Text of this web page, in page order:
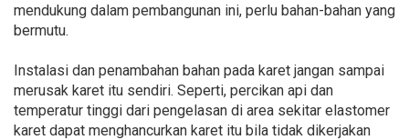
mendukung dalam pembangunan ini, perlu bahan-bahan yang
bermutu.
Instalasi dan penambahan bahan pada karet jangan sampai
merusak karet itu sendiri. Seperti, percikan api dan
temperatur tinggi dari pengelasan di area sekitar elastomer
karet dapat menghancurkan karet itu bila tidak dikerjakan